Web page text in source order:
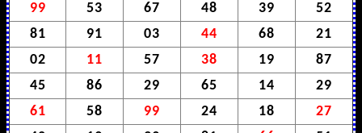
99
53 67 48 39
52
81
91 03 44 68
21
02
11 57 38 19
87
45
86 29 65 14
29
61
58 99 24 18
27